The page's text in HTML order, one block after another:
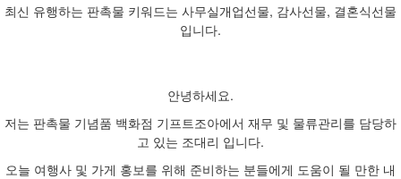
최신 유행하는 판촉물 키워드는 사무실개업선물, 감사선물, 결혼식선물
입니다.
안녕하세요.
저는 판촉물 기념품 백화점 기프트조아에서 재무 및 물류관리를 담당하
고 있는 조대리 입니다.
오늘 여행사 및 가게 홍보를 위해 준비하는 분들에게 도움이 될 만한 내